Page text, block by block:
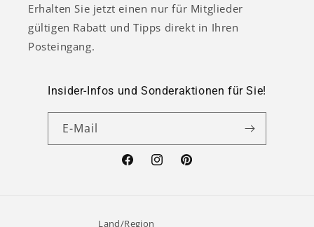
Erhalten Sie jetzt einen nur für Mitglieder
gültigen Rabatt und Tipps direkt in Ihren
Posteingang.
Insider-Infos und Sonderaktionen für Sie!
E-Mail
FacebookInstagramPinterest
Land/Region